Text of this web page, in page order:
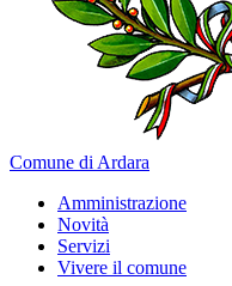
Comune di Ardara
Amministrazione
Novità
Servizi
Vivere il comune